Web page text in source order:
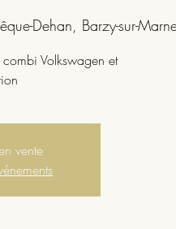
Dehan, Barzy-sur-
Volkswagen et
vente